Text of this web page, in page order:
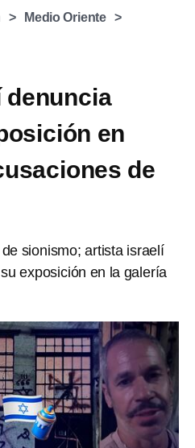
Medio Oriente
en
de
sionismo; artista israelí
exposición en la galería